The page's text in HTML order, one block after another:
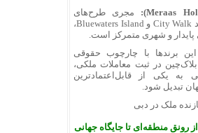
مجری طرح‌های
شهری مدرن مانند City Walk و Bluewaters Island،
و شهری متمرکز است.
برندها با چارچوب حقوقی
در ثبت معاملات ملکی،
یکی از قابل‌اعتمادترین
تبدیل شود.